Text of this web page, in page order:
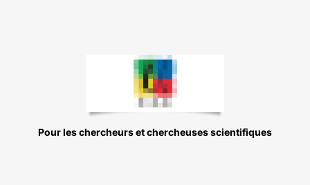
Pour les chercheurs et chercheuses scientifiques